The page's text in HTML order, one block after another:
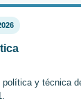
política y técnica